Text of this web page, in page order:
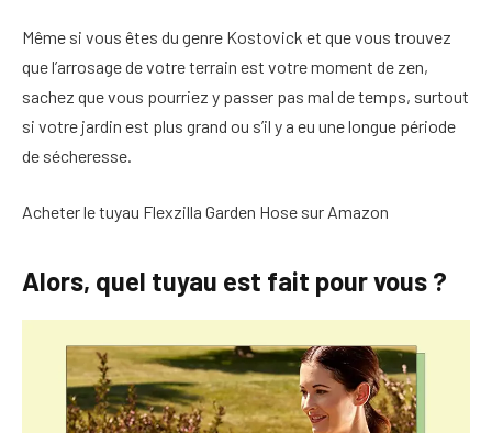
Même si vous êtes du genre Kostovick et que vous trouvez
que l’arrosage de votre terrain est votre moment de zen,
sachez que vous pourriez y passer pas mal de temps, surtout
si votre jardin est plus grand ou s’il y a eu une longue période
de sécheresse.
Acheter le tuyau Flexzilla Garden Hose sur Amazon
Alors, quel tuyau est fait pour vous ?